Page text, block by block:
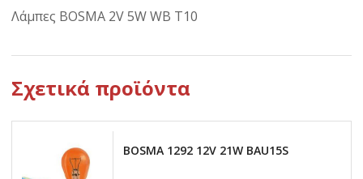
Λάμπες BOSMA 2V 5W WB T10
Σχετικά προϊόντα
BOSMA 1292 12V 21W BAU15S